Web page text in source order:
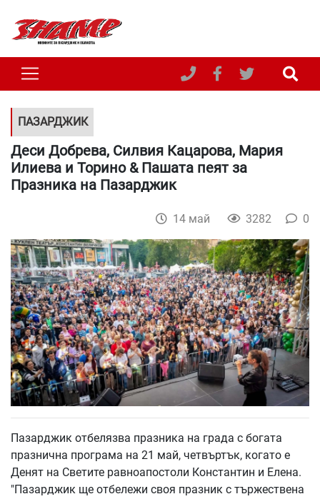
ПАЗАРДЖИК
Деси Добрева, Силвия Кацарова, Мария
Илиева и Торино & Пашата пеят за
Празника на Пазарджик
14 май 3282 0
Пазарджик отбелязва празника на града с богата
празнична програма на 21 май, четвъртък, когато е
Денят на Светите равноапостоли Константин и Елена.
"Пазарджик ще отбележи своя празник с тържествена